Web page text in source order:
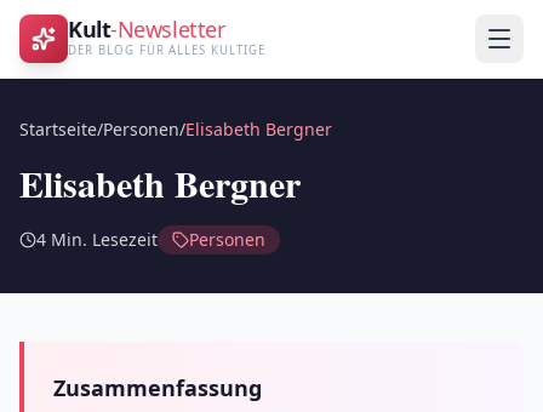
Kult-Newsletter
DER BLOG FÜR ALLES KULTIGE
Startseite/Personen/Elisabeth Bergner
Elisabeth Bergner
4 Min. Lesezeit Personen
Zusammenfassung